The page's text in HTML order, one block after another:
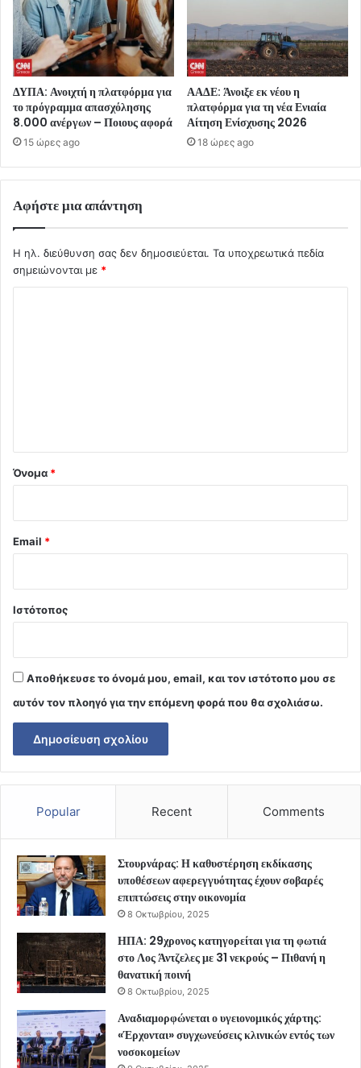
ΔΥΠΑ: Ανοιχτή η πλατφόρμα για
το πρόγραμμα απασχόλησης
8.000 ανέργων – Ποιους αφορά
15 ώρες ago
ΑΑΔΕ: Άνοιξε εκ νέου η
πλατφόρμα για τη νέα Ενιαία
Αίτηση Ενίσχυσης 2026
18 ώρες ago
Αφήστε μια απάντηση
Η ηλ. διεύθυνση σας δεν δημοσιεύεται. Τα υποχρεωτικά πεδία
σημειώνονται με *
Όνομα *
Email *
Ιστότοπος
Αποθήκευσε το όνομά μου, email, και τον ιστότοπο μου σε
αυτόν τον πλοηγό για την επόμενη φορά που θα σχολιάσω.
Popular Recent Comments
Στουρνάρας: Η καθυστέρηση εκδίκασης
υποθέσεων αφερεγγυότητας έχουν σοβαρές
επιπτώσεις στην οικονομία
8 Οκτωβρίου, 2025
ΗΠΑ: 29χρονος κατηγορείται για τη φωτιά
στο Λος Άντζελες με 31 νεκρούς – Πιθανή η
θανατική ποινή
8 Οκτωβρίου, 2025
Αναδιαμορφώνεται ο υγειονομικός χάρτης:
«Έρχονται» συγχωνεύσεις κλινικών εντός των
νοσοκομείων